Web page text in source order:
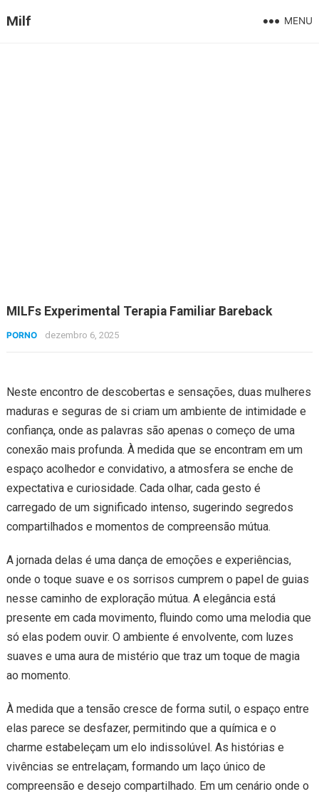
Milf MENU
MILFs Experimental Terapia Familiar Bareback
PORNO dezembro 6, 2025
Neste encontro de descobertas e sensações, duas mulheres
maduras e seguras de si criam um ambiente de intimidade e
confiança, onde as palavras são apenas o começo de uma
conexão mais profunda. À medida que se encontram em um
espaço acolhedor e convidativo, a atmosfera se enche de
expectativa e curiosidade. Cada olhar, cada gesto é
carregado de um significado intenso, sugerindo segredos
compartilhados e momentos de compreensão mútua.
A jornada delas é uma dança de emoções e experiências,
onde o toque suave e os sorrisos cumprem o papel de guias
nesse caminho de exploração mútua. A elegância está
presente em cada movimento, fluindo como uma melodia que
só elas podem ouvir. O ambiente é envolvente, com luzes
suaves e uma aura de mistério que traz um toque de magia
ao momento.
À medida que a tensão cresce de forma sutil, o espaço entre
elas parece se desfazer, permitindo que a química e o
charme estabeleçam um elo indissolúvel. As histórias e
vivências se entrelaçam, formando um laço único de
compreensão e desejo compartilhado. Em um cenário onde o